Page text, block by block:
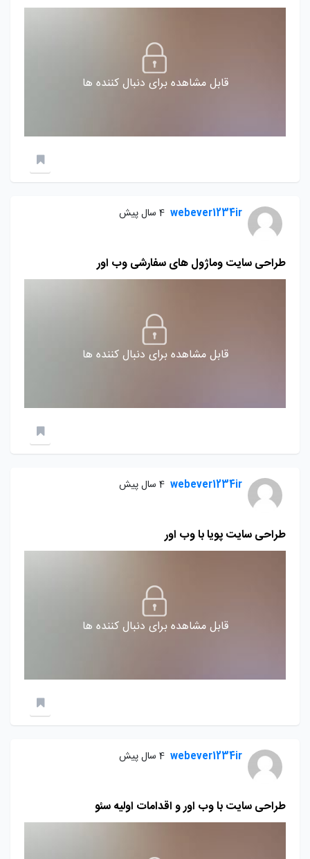
قابل مشاهده برای دنبال کننده ها
webever1234ir 4 سال پیش
طراحی سایت وماژول های سفارشی وب اور
قابل مشاهده برای دنبال کننده ها
webever1234ir 4 سال پیش
طراحی سایت پویا با وب اور
قابل مشاهده برای دنبال کننده ها
webever1234ir 4 سال پیش
طراحی سایت با وب اور و اقدامات اولیه سئو